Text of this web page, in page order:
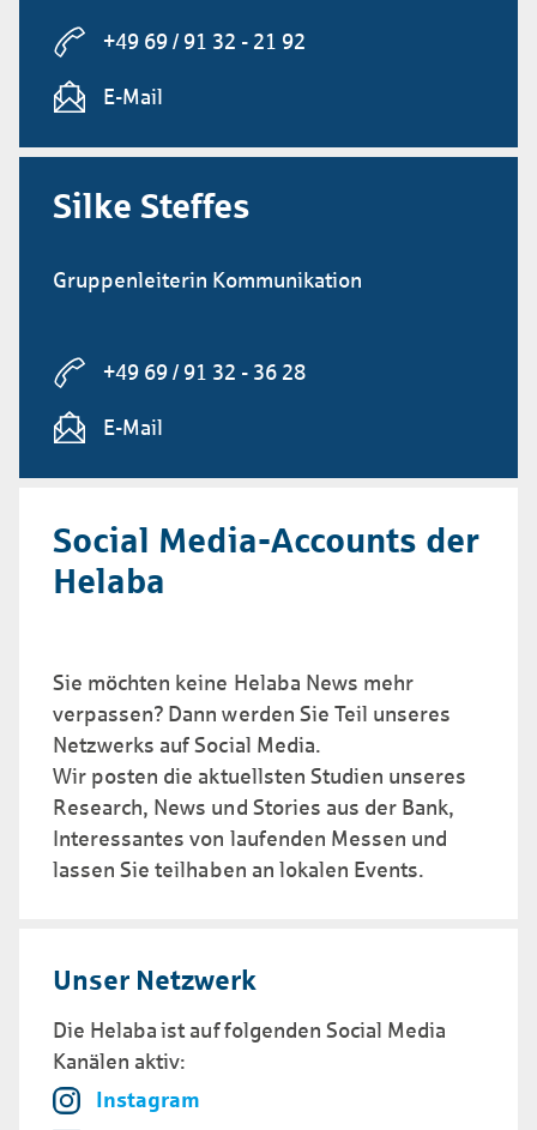
+49 69 / 91 32 - 21 92
E-Mail
Silke Steffes
Gruppenleiterin Kommunikation
+49 69 / 91 32 - 36 28
E-Mail
Social Media-Accounts der
Helaba
Sie möchten keine Helaba News mehr
verpassen? Dann werden Sie Teil unseres
Netzwerks auf Social Media.
Wir posten die aktuellsten Studien unseres
Research, News und Stories aus der Bank,
Interessantes von laufenden Messen und
lassen Sie teil­haben an lokalen Events.
Unser Netzwerk
Die Helaba ist auf folgenden Social Media
Kanälen aktiv:
Instagram